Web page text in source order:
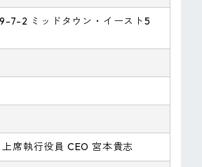
7-2 ミッドタウン・イースト5
席執行役員 CEO 宮本貴志